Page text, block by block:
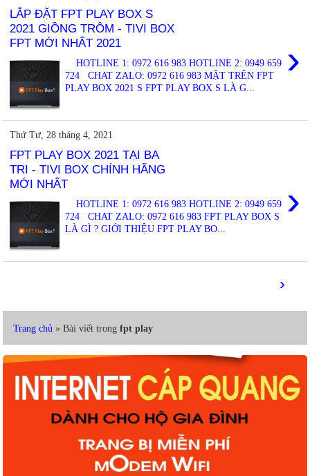
LẮP ĐẶT FPT PLAY BOX S
2021 GIỒNG TRÔM - TIVI BOX
FPT MỚI NHẤT 2021
›
HOTLINE 1: 0972 616 983 HOTLINE 2: 0949 659
724 CHAT ZALO: 0972 616 983 MẶT TRÊN FPT
PLAY BOX 2021 S FPT PLAY BOX S LÀ G...
Thứ Tư, 28 tháng 4, 2021
FPT PLAY BOX 2021 TẠI BA
TRI - TIVI BOX CHÍNH HÃNG
MỚI NHẤT
›
HOTLINE 1: 0972 616 983 HOTLINE 2: 0949 659
724 CHAT ZALO: 0972 616 983 FPT PLAY BOX S
LÀ GÌ ? GIỚI THIỆU FPT PLAY BO...
›
Trang chủ » Bài viết trong fpt play